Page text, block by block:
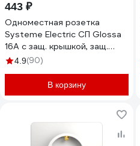
443 ₽
Одноместная розетка
Systeme Electric СП Glossa
16А с защ. крышкой, защ.
шторки, с заземлением IP44
4.9(90)
В корзину